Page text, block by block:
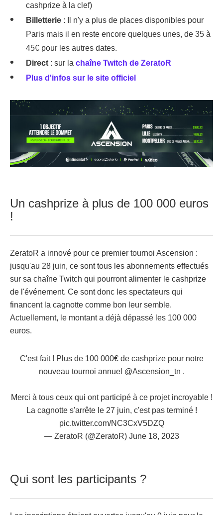
cashprize à la clef)
Billetterie : Il n'y a plus de places disponibles pour
Paris mais il en reste encore quelques unes, de 35 à
45€ pour les autres dates.
Direct : sur la chaîne Twitch de ZeratoR
Plus d'infos sur le site officiel
Un cashprize à plus de 100 000 euros
!
ZeratoR a innové pour ce premier tournoi Ascension :
jusqu'au 28 juin, ce sont tous les abonnements effectués
sur sa chaîne Twitch qui pourront alimenter le cashprize
de l'événement. Ce sont donc les spectateurs qui
financent la cagnotte comme bon leur semble.
Actuellement, le montant a déjà dépassé les 100 000
euros.
C'est fait ! Plus de 100 000€ de cashprize pour notre
nouveau tournoi annuel @Ascension_tn .
Merci à tous ceux qui ont participé à ce projet incroyable !
La cagnotte s'arrête le 27 juin, c'est pas terminé !
pic.twitter.com/NC3CxV5DZQ
— ZeratoR (@ZeratoR) June 18, 2023
Qui sont les participants ?